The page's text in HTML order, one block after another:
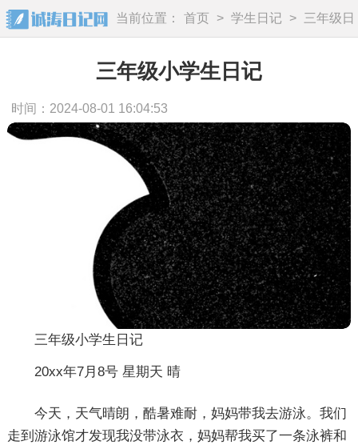
当前位置： 首页 > 学生日记 >
三年级日
记
三年级小学生日记
时间：2024-08-01 16:04:53
三年级小学生日记
20xx年7月8号 星期天 晴
今天，天气晴朗，酷暑难耐，妈妈带我去游泳。我们
走到游泳馆才发现我没带泳衣，妈妈帮我买了一条泳裤和